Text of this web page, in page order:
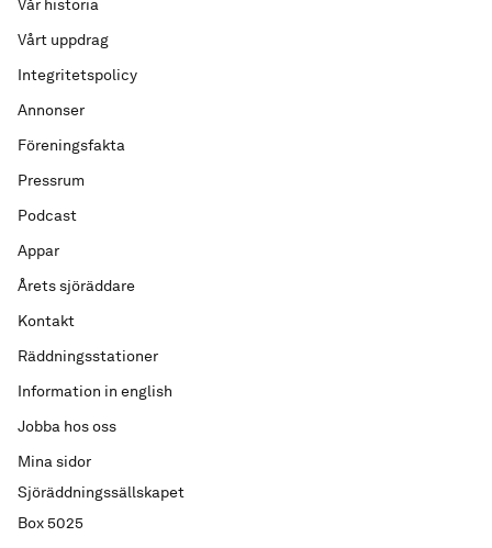
Sjöräddningssällskapet
Box 5025
Vår historia
Vårt uppdrag
Integritetspolicy
Annonser
Föreningsfakta
Pressrum
Podcast
Appar
Årets sjöräddare
Kontakt
Räddningsstationer
Information in english
Jobba hos oss
Mina sidor